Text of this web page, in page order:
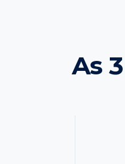
As